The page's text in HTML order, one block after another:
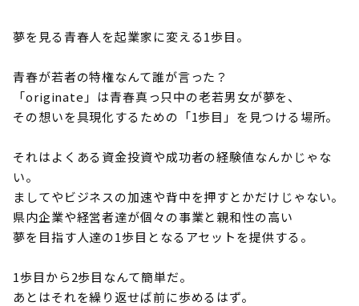
夢を見る青春人を起業家に変える1歩目。
青春が若者の特権なんて誰が言った？
「originate」は青春真っ只中の老若男女が夢を、
その想いを具現化するための「1歩目」を見つける場所。
それはよくある資金投資や成功者の経験値なんかじゃな
い。
ましてやビジネスの加速や背中を押すとかだけじゃない。
県内企業や経営者達が個々の事業と親和性の高い
夢を目指す人達の1歩目となるアセットを提供する。
1歩目から2歩目なんて簡単だ。
あとはそれを繰り返せば前に歩めるはず。